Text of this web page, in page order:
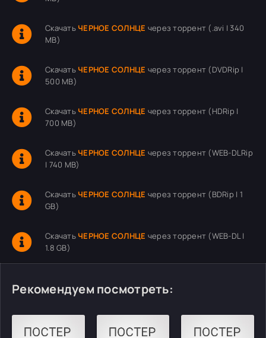
Скачать ЧЕРНОЕ СОЛНЦЕ через торрент (.avi | 340
MB)
Скачать ЧЕРНОЕ СОЛНЦЕ через торрент (DVDRip |
500 MB)
Скачать ЧЕРНОЕ СОЛНЦЕ через торрент (HDRip |
700 MB)
Скачать ЧЕРНОЕ СОЛНЦЕ через торрент (WEB-DLRip
| 740 MB)
Скачать ЧЕРНОЕ СОЛНЦЕ через торрент (BDRip | 1
GB)
Скачать ЧЕРНОЕ СОЛНЦЕ через торрент (WEB-DL |
1.8 GB)
Рекомендуем посмотреть: